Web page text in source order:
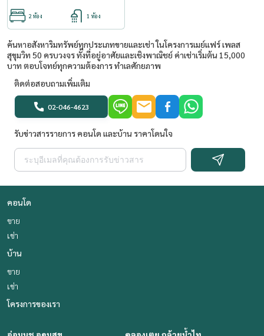
2 ห้อง 1 ห้อง
ค้นหาอสังหาริมทรัพย์ทุกประเภทขายและเช่า ในโครงการเมย์แฟร์ เพลส
สุขุมวิท 50 ครบวงจร ทั้งที่อยู่อาศัยและเชิงพาณิชย์ ค่าเช่าเริ่มต้น 15,000
บาท ตอบโจทย์ทุกความต้องการ ทำเลศักยภาพ
ติดต่อสอบถามเพิ่มเติม
02-046-4623
รับข่าวสารรายการ คอนโด และบ้าน ราคาโดนใจ
คอนโด
ขาย
เช่า
บ้าน
ขาย
เช่า
โครงการของเรา